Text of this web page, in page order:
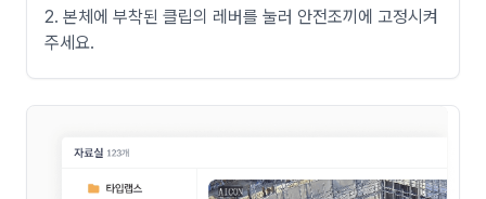
2. 본체에 부착된 클립의 레버를 눌러 안전조끼에 고정시켜
주세요.